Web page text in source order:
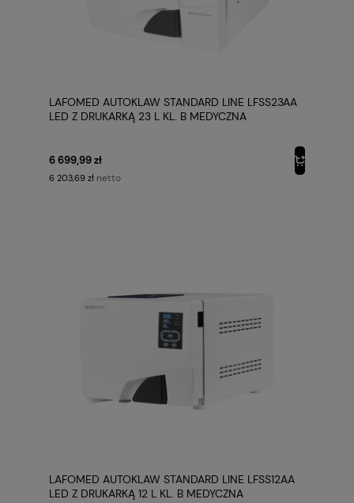
LAFOMED AUTOKLAW STANDARD LINE LFSS23AA
LED Z DRUKARKĄ 23 L KL. B MEDYCZNA
6 699,99 zł
6 203,69 zł netto
LAFOMED AUTOKLAW STANDARD LINE LFSS12AA
LED Z DRUKARKĄ 12 L KL. B MEDYCZNA